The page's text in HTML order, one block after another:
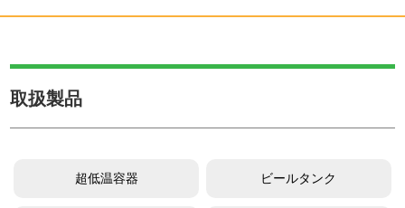
取扱製品
超低温容器 ビールタンク